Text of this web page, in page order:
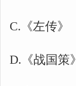
C.《左传》
D.《战国策》